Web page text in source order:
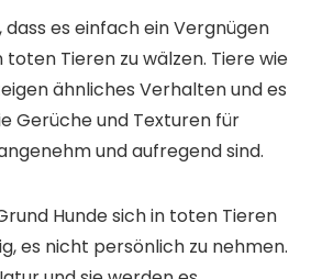
dass es einfach ein Vergnügen
toten Tieren zu wälzen. Tiere wie
ähnliches Verhalten und es
Gerüche und Texturen für
und aufregend sind.
Hunde sich in toten Tieren
es nicht persönlich zu nehmen.